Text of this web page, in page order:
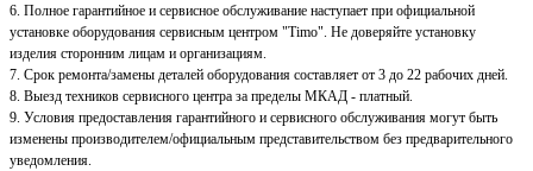
6. Полное гарантийное и сервисное обслуживание наступает при официальной
установке оборудования сервисным центром "Timo". Не доверяйте установку
изделия сторонним лицам и организациям.
7. Срок ремонта/замены деталей оборудования составляет от 3 до 22 рабочих дней.
8. Выезд техников сервисного центра за пределы МКАД - платный.
9. Условия предоставления гарантийного и сервисного обслуживания могут быть
изменены производителем/официальным представительством без предварительного
уведомления.